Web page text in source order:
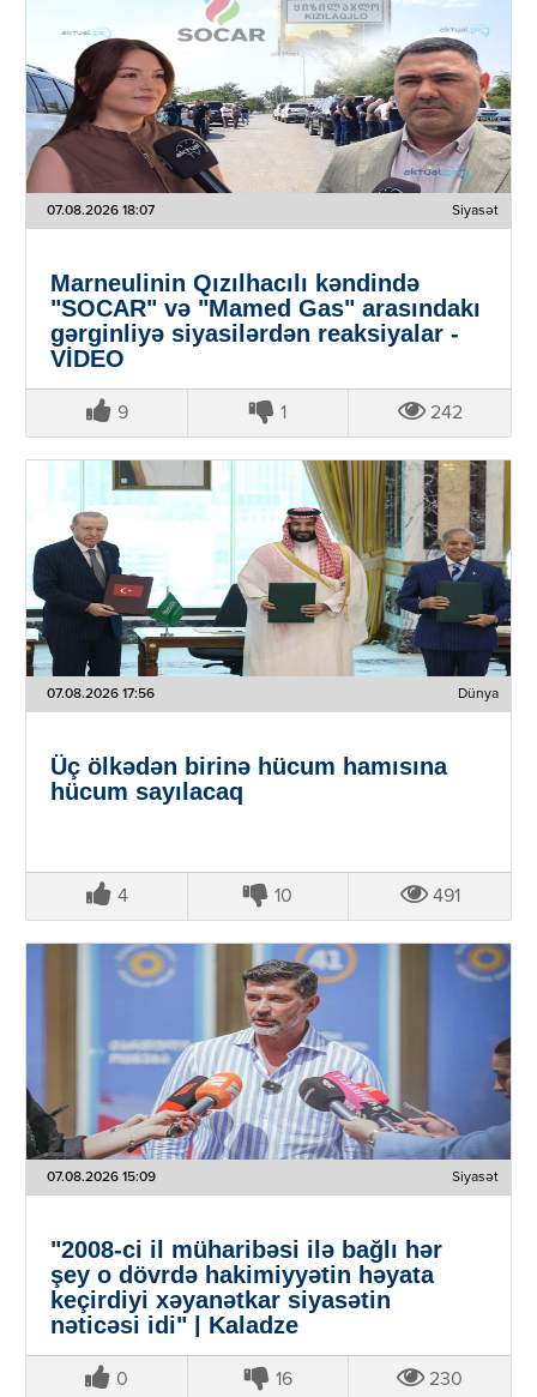
07.08.2026 18:07 Siyasət
Marneulinin Qızılhacılı kəndində
"SOCAR" və "Mamed Gas" arasındakı
gərginliyə siyasilərdən reaksiyalar -
VİDEO
9 1 242
07.08.2026 17:56 Dünya
Üç ölkədən birinə hücum hamısına
hücum sayılacaq
4 10 491
07.08.2026 15:09 Siyasət
"2008-ci il müharibəsi ilə bağlı hər
şey o dövrdə hakimiyyətin həyata
keçirdiyi xəyanətkar siyasətin
nəticəsi idi" | Kaladze
0 16 230